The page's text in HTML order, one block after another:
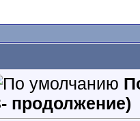
продолжение)